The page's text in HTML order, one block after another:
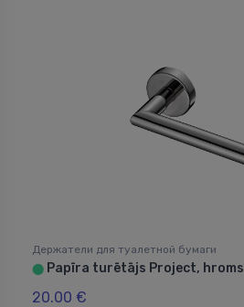
Держатели для туалетной бумаги
⬤ Papīra turētājs Project, hroms
20.00 €